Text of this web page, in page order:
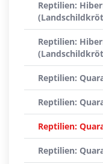
Reptilien:
Reptilien:
Reptilien:
Reptilien:
Reptilien:
Reptilien: